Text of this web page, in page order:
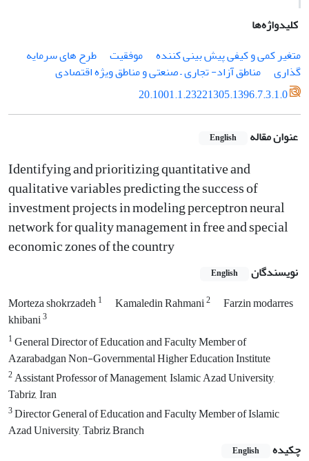
کلیدواژه‌ها
متغیر کمی و کیفی پیش بینی کننده
موفقیت
طرح های سرمایه
گذاری
مناطق آزاد- تجاری – صنعتی و مناطق ویژه اقتصادی
20.1001.1.23221305.1396.7.3.1.0
عنوان مقاله English
Identifying and prioritizing quantitative and
qualitative variables predicting the success of
investment projects in modeling perceptron neural
network for quality management in free and special
economic zones of the country
نویسندگان English
Morteza shokrzadeh1 Kamaledin Rahmani2
Farzin modarres
khibani3
1General Director of Education and Faculty Member of
Azarabadgan Non-Governmental Higher Education Institute
2Assistant Professor of Management, Islamic Azad University,
Tabriz, Iran
3Director General of Education and Faculty Member of Islamic
Azad University, Tabriz Branch
چکیده
English